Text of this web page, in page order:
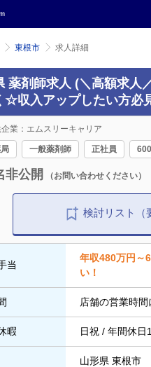
東根市 求人詳細
薬剤師求人 (＼高額求人
☆収入アップしたい方
業：エムスリーキャリア
一般薬剤師 正社員
非公開 （お問い合わせください）
検討リスト（
当
年収480万円～
い！
店舗の営業時間
暇 日祝 / 年間休日
山形県 東根市